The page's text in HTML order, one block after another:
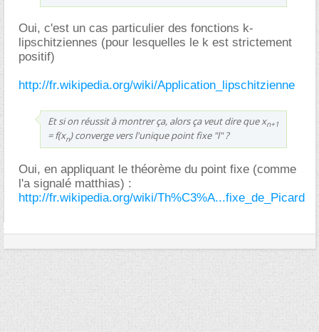
Oui, c'est un cas particulier des fonctions k-
lipschitziennes (pour lesquelles le k est strictement
positif)
http://fr.wikipedia.org/wiki/Application_lipschitzienne
Et si on réussit à montrer ça, alors ça veut dire que xn+1
= f(xn) converge vers l'unique point fixe "l" ?
Oui, en appliquant le théorème du point fixe (comme
l'a signalé matthias) :
http://fr.wikipedia.org/wiki/Th%C3%A...fixe_de_Picard